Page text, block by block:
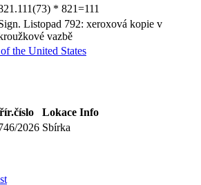
* 821=111
Listopad 792: xeroxová kopie v
vazbě
Lokace Info
2026 Sbírka